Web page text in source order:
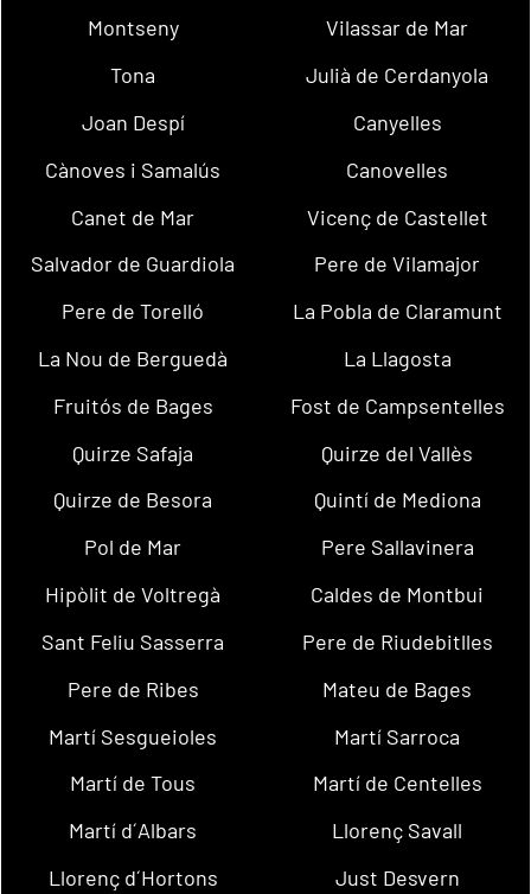
Montseny
Vilassar de Mar
Tona
Julià de Cerdanyola
Joan Despí
Canyelles
Cànoves i Samalús
Canovelles
Canet de Mar
Vicenç de Castellet
Salvador de Guardiola
Pere de Vilamajor
Pere de Torelló
La Pobla de Claramunt
La Nou de Berguedà
La Llagosta
Fruitós de Bages
Fost de Campsentelles
Quirze Safaja
Quirze del Vallès
Quirze de Besora
Quintí de Mediona
Pol de Mar
Pere Sallavinera
Hipòlit de Voltregà
Caldes de Montbui
Sant Feliu Sasserra
Pere de Riudebitlles
Pere de Ribes
Mateu de Bages
Martí Sesgueioles
Martí Sarroca
Martí de Tous
Martí de Centelles
Martí d´Albars
Llorenç Savall
Llorenç d´Hortons
Just Desvern